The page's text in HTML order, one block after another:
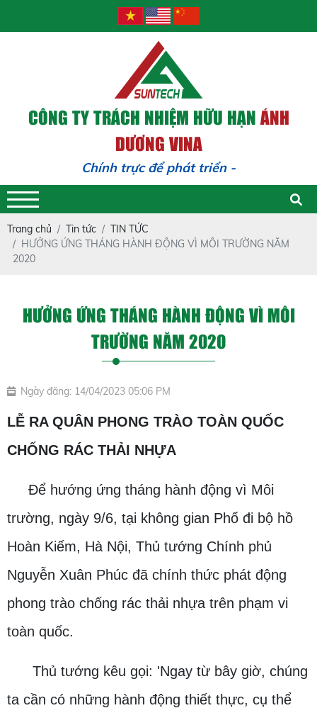
CÔNG TY TRÁCH NHIỆM HỮU HẠNÁNH
DƯƠNG VINA
Chính trực để phát triển - Trác
Trang chủ Tin tức
TIN TỨC
HƯỞNG ỨNG THÁNG HÀNH ĐỘNG VÌ MÔI TRƯỜNG NĂM
2020
HƯỞNG ỨNG THÁNG HÀNH ĐỘNG VÌ MÔI
TRƯỜNG NĂM 2020
Ngày đăng: 14/04/2023 05:06 PM
LỄ RA QUÂN PHONG TRÀO TOÀN QUỐC
CHỐNG RÁC THẢI NHỰA
Để hướng ứng tháng hành động vì Môi
trường, ngày 9/6, tại không gian Phố đi bộ hồ
Hoàn Kiếm, Hà Nội, Thủ tướng Chính phủ
Nguyễn Xuân Phúc đã chính thức phát động
phong trào chống rác thải nhựa trên phạm vi
toàn quốc.
Thủ tướng kêu gọi: 'Ngay từ bây giờ, chúng
ta cần có những hành động thiết thực, cụ thể